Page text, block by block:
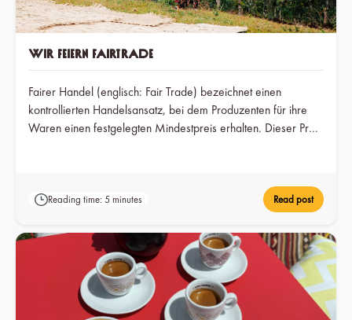
Wir feiern Fairtrade
Fairer Handel (englisch: Fair Trade) bezeichnet einen
kontrollierten Handelsansatz, bei dem Produzenten für ihre
Waren einen festgelegten Mindestpreis erhalten. Dieser Preis
fast 2 Millionen landwirtschaftliche Betriebe an Fairtrade-
Reading time: 5 minutes Read post